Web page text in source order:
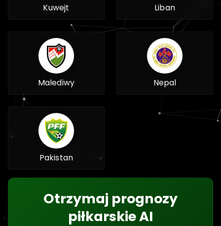
Kuwejt Liban
Malediwy Nepal
Pakistan
Otrzymaj prognozy
piłkarskie AI